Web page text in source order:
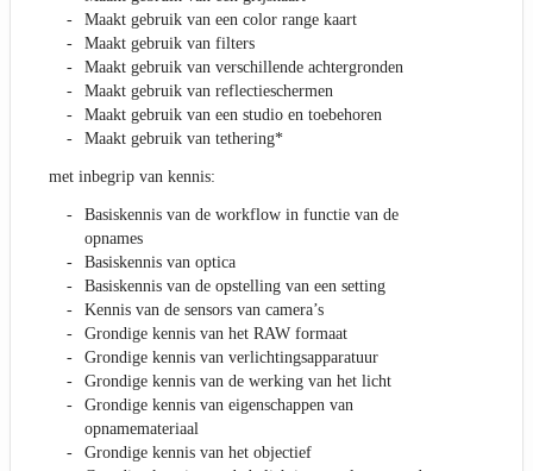
Maakt gebruik van een color range kaart
Maakt gebruik van filters
Maakt gebruik van verschillende achtergronden
Maakt gebruik van reflectieschermen
Maakt gebruik van een studio en toebehoren
Maakt gebruik van tethering*
met inbegrip van kennis:
Basiskennis van de workflow in functie van de
opnames
Basiskennis van optica
Basiskennis van de opstelling van een setting
Kennis van de sensors van camera’s
Grondige kennis van het RAW formaat
Grondige kennis van verlichtingsapparatuur
Grondige kennis van de werking van het licht
Grondige kennis van eigenschappen van
opnamemateriaal
Grondige kennis van het objectief